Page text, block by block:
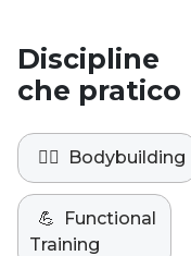
Discipline
che pratico
🏋️‍♀️ Bodybuilding
💪
Functional
Training